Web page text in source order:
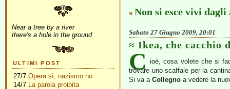
Near a tree by a river
there's a hole in the ground
ULTIMI POST
27/7 Opera sì, nazismo no
14/7 La parola proibita
« Non si esce vivi dagli
Sabato 27 Giugno 2009, 20:01
Ikea, che cacchio
C
ioè, cosa volete che si
trovare uno scaffale per la
Si va a Collegno a vedere la